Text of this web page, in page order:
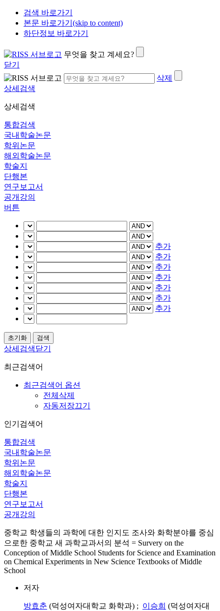
검색 바로가기
본문 바로가기(skip to content)
하단정보 바로가기
무엇을 찾고 계세요?
닫기
삭제
상세검색
상세검색
통합검색
국내학술논문
학위논문
해외학술논문
학술지
단행본
연구보고서
공개강의
버튼
추가
추가
추가
추가
추가
추가
추가
상세검색닫기
최근검색어
최근검색어 옵션
전체삭제
자동저장끄기
인기검색어
통합검색
국내학술논문
학위논문
해외학술논문
학술지
단행본
연구보고서
공개강의
중학교 학생들의 과학에 대한 인지도 조사와 화학분야를 중심
으로한 중학교 새 과학교과서의 분석 = Survery on the
Conception of Middle School Students for Science and Examination
on Chemical Experiments in New Science Textbooks of Middle
School
저자
방효춘 (덕성여자대학교 화학과) ; 이승희 (덕성여자대